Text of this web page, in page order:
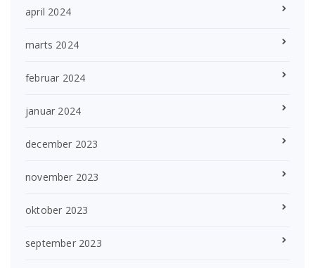
april 2024
marts 2024
februar 2024
januar 2024
december 2023
november 2023
oktober 2023
september 2023